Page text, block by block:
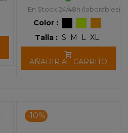
En Stock 24/48h (laborables)
Color :
Talla : S M L XL
AÑADIR AL CARRITO
-10%